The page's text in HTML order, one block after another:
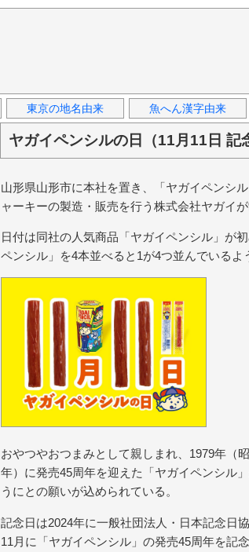
東京の地名由来 魚へん漢字由来
ヤガイペンシルの日（11月11日 記
山形県山形市に本社を置き、「ヤガイペンシ
ャーキーの製造・販売を行う株式会社ヤガイが
日付は同社の人気商品「ヤガイペンシル」が
ペンシル」を4本並べると1が4つ並んでいるよ
おやつやおつまみとして親しまれ、1979年（
年）に発売45周年を迎えた「ヤガイペンシル
うにとの願いが込められている。
記念日は2024年に一般社団法人・日本記念日
11月に「ヤガイペンシル」の発売45周年を記